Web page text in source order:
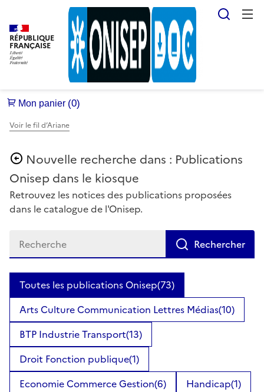
RÉPUBLIQUE
FRANÇAISE
Voir le fil d’Ariane
Publications
Onisep dans le kiosque
Retrouvez les notices des publications proposées
dans le catalogue de l'Onisep.
Toutes les publications Onisep(73)
Arts Culture Communication Lettres Médias(10)
BTP Industrie Transport(13)
Droit Fonction publique(1)
Economie Commerce Gestion(6) Handicap(1)